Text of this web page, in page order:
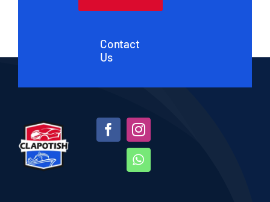
Contact
Us